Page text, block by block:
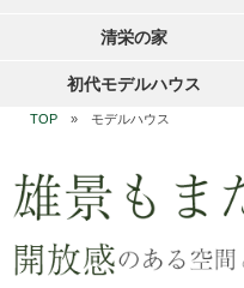
清栄の家
初代モデルハウス
TOP» モデルハウス